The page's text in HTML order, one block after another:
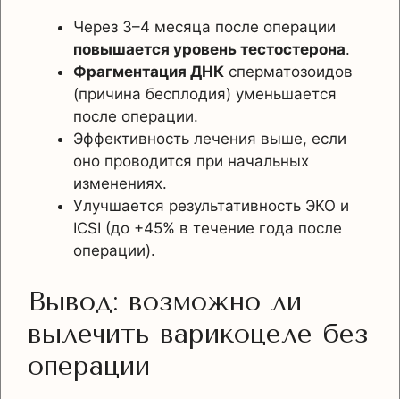
Через 3–4 месяца после операции
повышается уровень тестостерона.
Фрагментация ДНК сперматозоидов
(причина бесплодия) уменьшается
после операции.
Эффективность лечения выше, если
оно проводится при начальных
изменениях.
Улучшается результативность ЭКО и
ICSI (до +45% в течение года после
операции).
Вывод: возможно ли
вылечить варикоцеле без
операции